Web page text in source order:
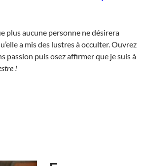
plus aucune personne ne désirera
a mis des lustres à occulter. Ouvrez
passion puis osez affirmer que je suis à
!